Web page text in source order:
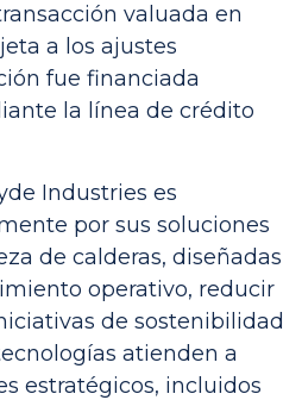
valuada en
a los ajustes
fue financiada
la línea de crédito
Industries es
por sus soluciones
de calderas, diseñadas
operativo, reducir
de sostenibilidad
atienden a
estratégicos, incluidos